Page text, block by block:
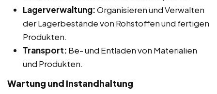
Lagerverwaltung:Organisieren und Verwalten
der Lagerbestände von Rohstoffen und fertigen
Produkten.
Transport: Be- und Entladen von Materialien
und Produkten.
Wartung und Instandhaltung